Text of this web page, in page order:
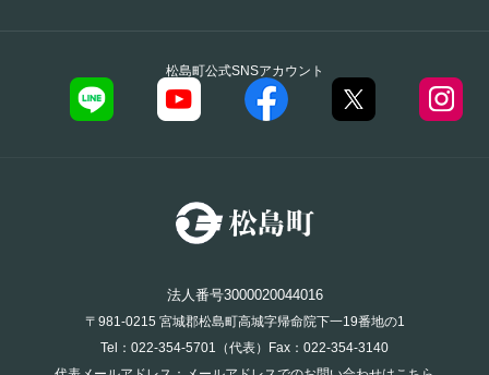
松島町公式SNSアカウント
法人番号3000020044016
〒981-0215 宮城郡松島町高城字帰命院下一19番地の1
Tel：022-354-5701（代表）Fax：022-354-3140